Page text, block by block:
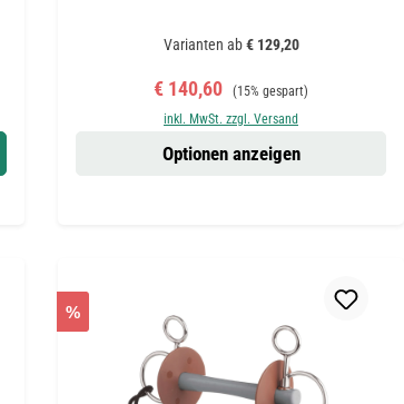
Varianten ab€ 129,20
Verkaufspreis:
€ 140,60 Regulärer Preis:
(15% gespart)
inkl. MwSt. zzgl. Versand
Optionen anzeigen
%